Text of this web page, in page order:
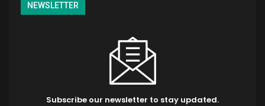
NEWSLETTER
Subscribe our newsletter to stay updated.